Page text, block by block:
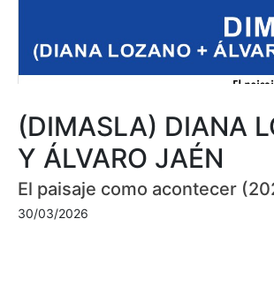
(DIMASLA) DIANA
Y ÁLVARO JAÉN
El paisaje como acontecer
30/03/2026